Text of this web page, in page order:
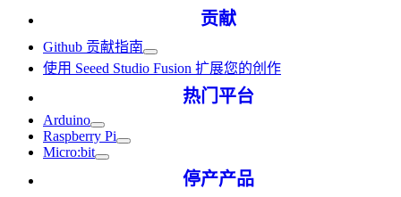
贡献
Github 贡献指南
使用 Seeed Studio Fusion 扩展您的创作
热门平台
Arduino
Raspberry Pi
Micro:bit
停产产品